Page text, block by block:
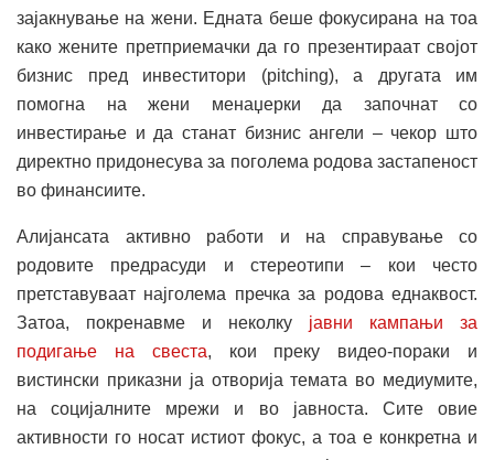
зајакнување на жени. Едната беше фокусирана на тоа
како жените претприемачки да го презентираат својот
бизнис пред инвеститори (pitching), а другата им
помогна на жени менаџерки да започнат со
инвестирање и да станат бизнис ангели – чекор што
директно придонесува за поголема родова застапеност
во финансиите.
Алијансата активно работи и на справување со
родовите предрасуди и стереотипи – кои често
претставуваат најголема пречка за родова еднаквост.
Затоа, покренавме и неколку јавни кампањи за
подигање на свеста, кои преку видео-пораки и
вистински приказни ја отворија темата во медиумите,
на социјалните мрежи и во јавноста. Сите овие
активности го носат истиот фокус, a тоа е конкретна и